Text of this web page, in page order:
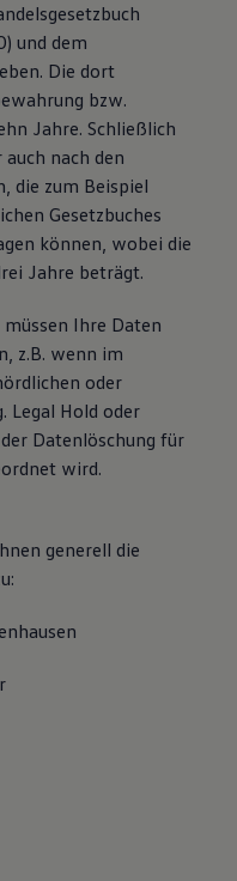
und dem
Die dort
bzw.
Jahre. Schließlich
nach den
die zum Beispiel
Gesetzbuches
können, wobei die
Jahre beträgt.
Ihre Daten
z.B. wenn im
oder
Legal Hold oder
Datenlöschung für
wird.
generell die